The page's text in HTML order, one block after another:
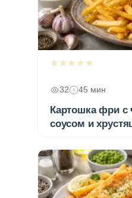
★★★★★
32 45 мин
Картошка фри с
соусом и